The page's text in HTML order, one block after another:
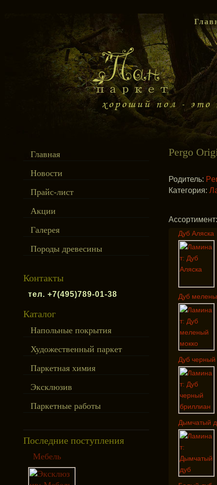
Главная
Новости
Прайс-лист
Акции
Галерея
Породы древесины
Контакты
тел. +7(495)789-01-38
Каталог
Напольные покрытия
Художественный паркет
Паркетная химия
Эксклюзив
Паркетные работы
Последние поступления
Мебель
Pergo
Родитель:
Категория:
Ассортимент:
Дуб Аляска
Дуб
Дуб
Дымчатый